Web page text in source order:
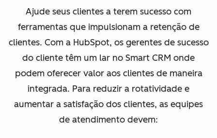
Ajude seus clientes a terem sucesso com
ferramentas que impulsionam a retenção de
clientes. Com a HubSpot, os gerentes de sucesso
do cliente têm um lar no Smart CRM onde
podem oferecer valor aos clientes de maneira
integrada. Para reduzir a rotatividade e
aumentar a satisfação dos clientes, as equipes
de atendimento devem: